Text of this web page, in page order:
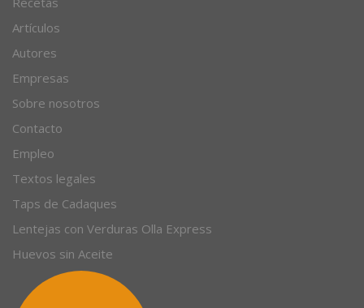
Blog de cocina
Recetas
Artículos
Autores
Empresas
Sobre nosotros
Contacto
Empleo
Textos legales
Taps de Cadaques
Lentejas con Verduras Olla Express
Huevos sin Aceite